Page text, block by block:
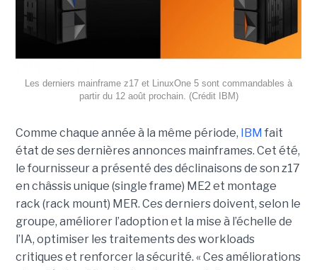
Les derniers mainframe z17 et LinuxOne 5 sont commandables à
partir du 12 août prochain. (Crédit IBM)
Comme chaque année à la même période, IBM fait
état de ses dernières annonces mainframes. Cet été,
le fournisseur a présenté des déclinaisons de son z17
en châssis unique (single frame) ME2 et montage
rack (rack mount) MER. Ces derniers doivent, selon le
groupe, améliorer l’adoption et la mise à l’échelle de
l’IA, optimiser les traitements des workloads
critiques et renforcer la sécurité. « Ces améliorations